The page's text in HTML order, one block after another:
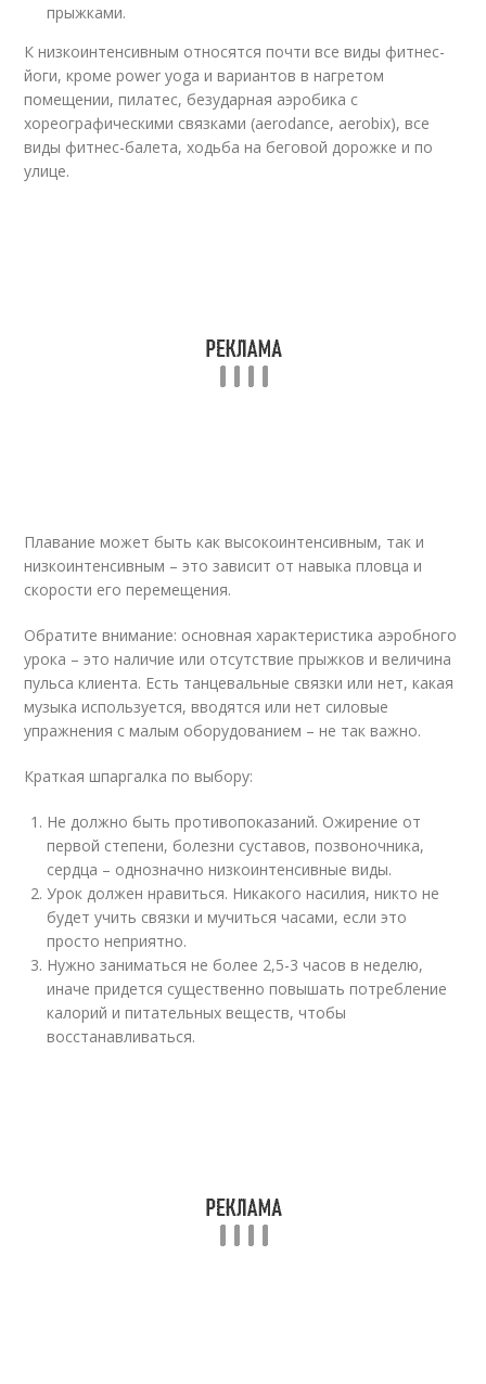
прыжками.
К низкоинтенсивным относятся почти все виды фитнес-
йоги, кроме power yoga и вариантов в нагретом
помещении, пилатес, безударная аэробика с
хореографическими связками (aerodance, aerobix), все
виды фитнес-балета, ходьба на беговой дорожке и по
улице.
Плавание может быть как высокоинтенсивным, так и
низкоинтенсивным – это зависит от навыка пловца и
скорости его перемещения.
Обратите внимание: основная характеристика аэробного
урока – это наличие или отсутствие прыжков и величина
пульса клиента. Есть танцевальные связки или нет, какая
музыка используется, вводятся или нет силовые
упражнения с малым оборудованием – не так важно.
Краткая шпаргалка по выбору:
Не должно быть противопоказаний. Ожирение от
первой степени, болезни суставов, позвоночника,
сердца – однозначно низкоинтенсивные виды.
Урок должен нравиться. Никакого насилия, никто не
будет учить связки и мучиться часами, если это
просто неприятно.
Нужно заниматься не более 2,5-3 часов в неделю,
иначе придется существенно повышать потребление
калорий и питательных веществ, чтобы
восстанавливаться.